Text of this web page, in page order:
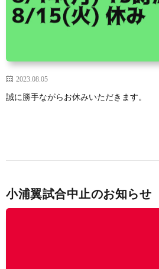
2023.08.05
誠に勝手ながらお休みいただきます。
小浦翼試合中止のお知らせ